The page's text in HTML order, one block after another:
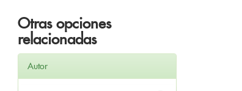
Otras opciones
relacionadas
Autor